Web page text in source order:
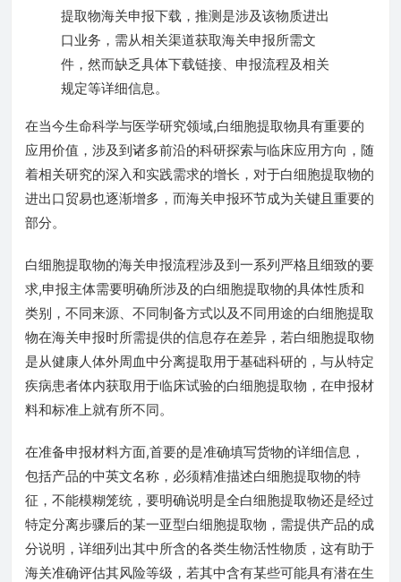
提取物海关申报下载，推测是涉及该物质进出
口业务，需从相关渠道获取海关申报所需文
件，然而缺乏具体下载链接、申报流程及相关
规定等详细信息。
在当今生命科学与医学研究领域,白细胞提取物具有重要的
应用价值，涉及到诸多前沿的科研探索与临床应用方向，随
着相关研究的深入和实践需求的增长，对于白细胞提取物的
进出口贸易也逐渐增多，而海关申报环节成为关键且重要的
部分。
白细胞提取物的海关申报流程涉及到一系列严格且细致的要
求,申报主体需要明确所涉及的白细胞提取物的具体性质和
类别，不同来源、不同制备方式以及不同用途的白细胞提取
物在海关申报时所需提供的信息存在差异，若白细胞提取物
是从健康人体外周血中分离提取用于基础科研的，与从特定
疾病患者体内获取用于临床试验的白细胞提取物，在申报材
料和标准上就有所不同。
在准备申报材料方面,首要的是准确填写货物的详细信息，
包括产品的中英文名称，必须精准描述白细胞提取物的特
征，不能模糊笼统，要明确说明是全白细胞提取物还是经过
特定分离步骤后的某一亚型白细胞提取物，需提供产品的成
分说明，详细列出其中所含的各类生物活性物质，这有助于
海关准确评估其风险等级，若其中含有某些可能具有潜在生